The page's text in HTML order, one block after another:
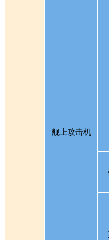
舰上攻击机